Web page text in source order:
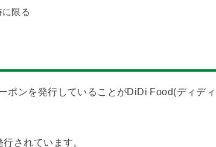
限る
ポンを発行していることがDiDi Food(ディディ
されています。